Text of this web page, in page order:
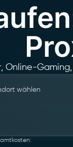
Online-
wählen
: